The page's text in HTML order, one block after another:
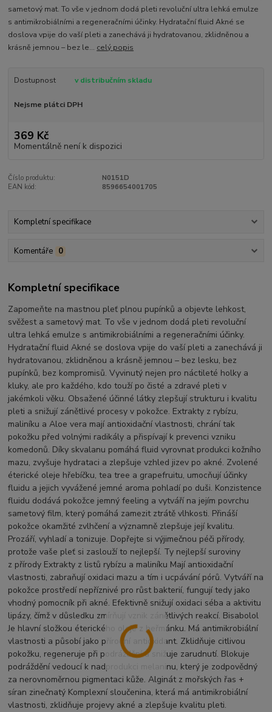
sametový mat. To vše v jednom dodá pleti revoluční ultra lehká emulze
s antimikrobiálními a regeneračními účinky. Hydratační fluid Akné se
doslova vpije do vaší pleti a zanechává ji hydratovanou, zklidněnou a
krásně jemnou – bez le... celý popis
Dostupnost v distribučním skladu
Nejsme plátci DPH
369 Kč
Momentálně není k dispozici
Číslo produktu:
N0151D
EAN kód:
8596654001705
Kompletní specifikace
Komentáře 0
Kompletní specifikace
Zapomeňte na mastnou pleť plnou pupínků a objevte lehkost,
svěžest a sametový mat. To vše v jednom dodá pleti revoluční
ultra lehká emulze s antimikrobiálními a regeneračními účinky.
Hydratační fluid Akné se doslova vpije do vaší pleti a zanechává ji
hydratovanou, zklidněnou a krásně jemnou – bez lesku, bez
pupínků, bez kompromisů. Vyvinutý nejen pro náctileté holky a
kluky, ale pro každého, kdo touží po čisté a zdravé pleti v
jakémkoli věku. Obsažené účinné látky zlepšují strukturu i kvalitu
pleti a snižují zánětlivé procesy v pokožce. Extrakty z rybízu,
maliníku a Aloe vera mají antioxidační vlastnosti, chrání tak
pokožku před volnými radikály a přispívají k prevenci vzniku
komedonů. Díky skvalanu pomáhá fluid vyrovnat produkci kožního
mazu, zvyšuje hydrataci a zlepšuje vzhled jizev po akné. Zvolené
éterické oleje hřebíčku, tea tree a grapefruitu, umocňují účinky
fluidu a jejich vyvážené jemné aroma pohladí po duši. Konzistence
fluidu dodává pokožce jemný feeling a vytváří na jejím povrchu
sametový film, který pomáhá zamezit ztrátě vlhkosti. Přináší
pokožce okamžité zvlhčení a významně zlepšuje její kvalitu.
Prozáří, vyhladí a tonizuje. Dopřejte si výjimečnou péči přírody,
protože vaše pleť si zaslouží to nejlepší. Ty nejlepší suroviny
z přírody Extrakty z listů rybízu a maliníku Mají antioxidační
vlastnosti, zabraňují oxidaci mazu a tím i ucpávání pórů. Vytváří na
pokožce prostředí nepříznivé pro růst bakterií, fungují tedy jako
vhodný pomocník při akné. Efektivně snižují oxidaci séba a aktivitu
lipázy, čímž v důsledku zmírňují vznik zánětlivých reakcí. Bisabolol
Je hlavní složkou éterického oleje z heřmánku. Má antimikrobiální
vlastnosti a působí jako přírodní antioxidant. Zklidňuje citlivou
pokožku, regeneruje při podráždění a snižuje zarudnutí. Blokuje
podráždění vedoucí k nadprodukci melaninu, který je zodpovědný
za nerovnoměrnou pigmentaci kůže. Alginát z mořských řas +
síran zinečnatý Komplexní sloučenina, která má antimikrobiální
vlastnosti, zklidňuje projevy akné a zlepšuje kvalitu pleti.